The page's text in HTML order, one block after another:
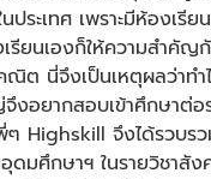
ระเทศ เพราะมีห้องเรีย
รียนเองก็ให้ความสำคั
ณิต นี่จึงเป็นเหตุผลว่าทำ
งอยากสอบเข้าศึกษาต่อ
Highskill จึงได้รวบรว
ดมศึกษาฯ ในรายวิชาสั